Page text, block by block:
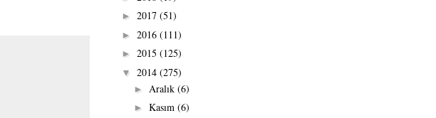
► 2017 (51)
► 2016 (111)
► 2015 (125)
▼ 2014 (275)
► Aralık (6)
► Kasım (6)